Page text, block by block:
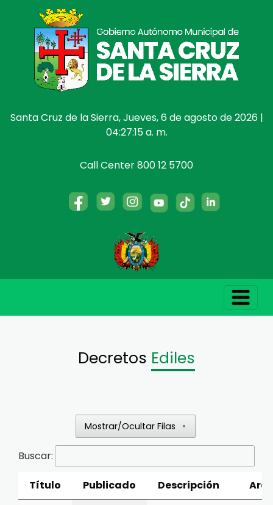
Santa Cruz de la Sierra, Jueves, 6 de agosto de 2026 |
04:27:16 a. m.
Call Center 800 12 5700
Decretos Ediles
Mostrar/Ocultar Filas ▼
Buscar:
Título Publicado Descripción